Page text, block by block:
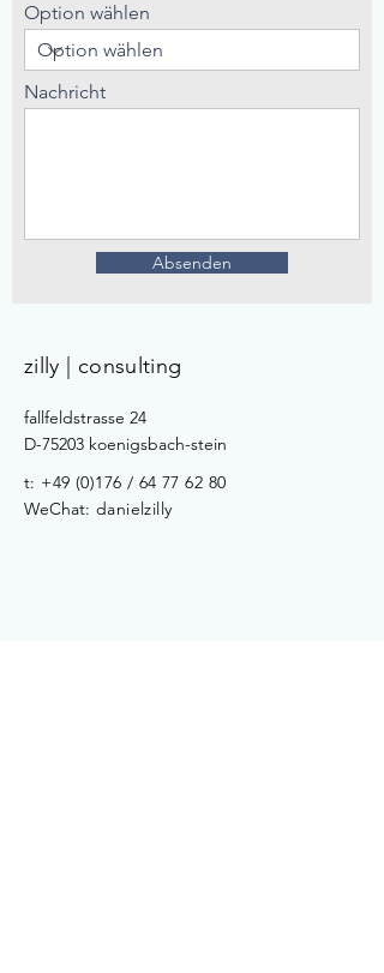
Option wählen
Nachricht
Absenden
zilly | consulting
fallfeldstrasse 24
D-75203 koenigsbach-stein
t: +49 (0)176 / 64 77 62 80
WeChat: danielzilly